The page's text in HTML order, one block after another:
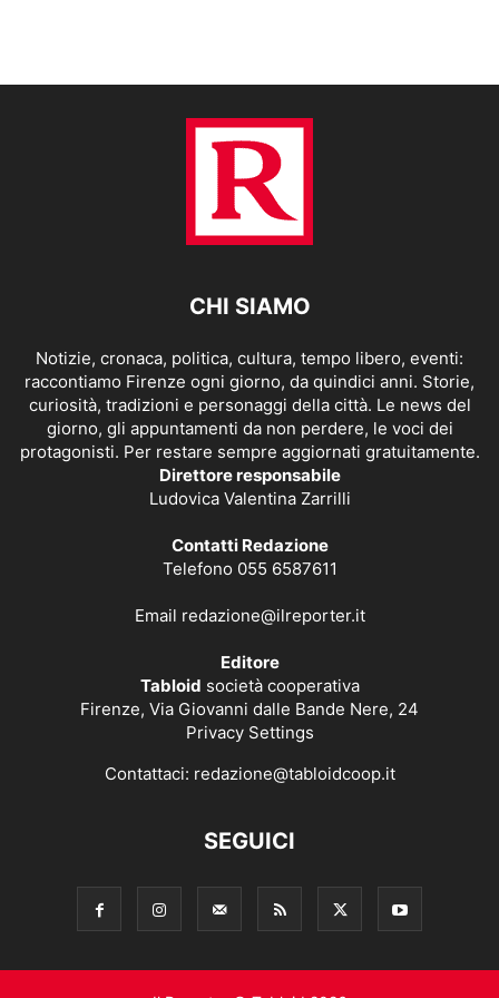
CHI SIAMO
Notizie, cronaca, politica, cultura, tempo libero, eventi:
raccontiamo Firenze ogni giorno, da quindici anni. Storie,
curiosità, tradizioni e personaggi della città. Le news del
giorno, gli appuntamenti da non perdere, le voci dei
protagonisti. Per restare sempre aggiornati gratuitamente.
Direttore responsabile
Ludovica Valentina Zarrilli
Contatti Redazione
Telefono 055 6587611
Email redazione@ilreporter.it
Editore
Tabloid società cooperativa
Firenze, Via Giovanni dalle Bande Nere, 24
Privacy Settings
Contattaci: redazione@tabloidcoop.it
SEGUICI